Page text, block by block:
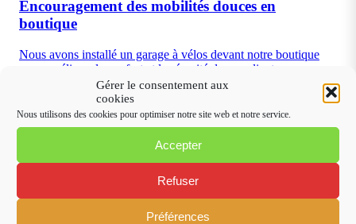
Gérer le consentement aux
cookies
Nous utilisons des cookies pour optimiser notre site web et notre service.
Accepter
Refuser
Préférences
Encouragement des mobilités douces en
boutique
Nous avons installé un garage à vélos devant notre boutique
pour améliorer le confort et la sécurité de nos clients.…
En savoir plus →